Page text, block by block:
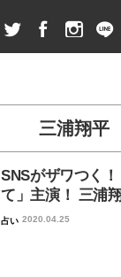
三浦翔平
SNSがザワつく
て」主演！ 三浦
占い 2020.04.25